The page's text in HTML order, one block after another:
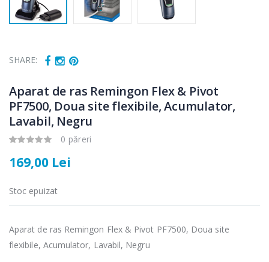
SHARE:
Aparat de ras Remingon Flex & Pivot
PF7500, Doua site flexibile, Acumulator,
Lavabil, Negru
0 păreri
169,00 Lei
Stoc epuizat
Aparat de ras Remingon Flex & Pivot PF7500, Doua site
flexibile, Acumulator, Lavabil, Negru
Fierbator
...
89,00 Lei
Mixer vertical
DC1000SSBK ...